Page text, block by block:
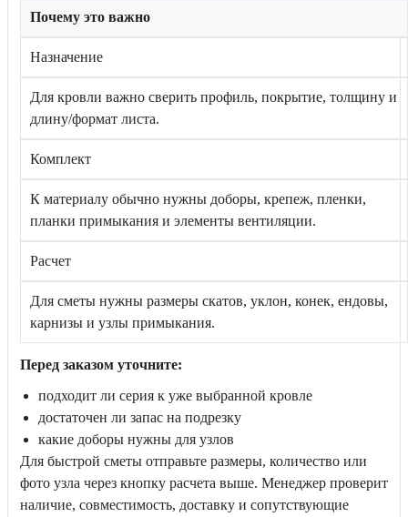
Почему это важно
Назначение
Для кровли важно сверить профиль, покрытие, толщину и
длину/формат листа.
Комплект
К материалу обычно нужны доборы, крепеж, пленки,
планки примыкания и элементы вентиляции.
Расчет
Для сметы нужны размеры скатов, уклон, конек, ендовы,
карнизы и узлы примыкания.
Перед заказом уточните:
подходит ли серия к уже выбранной кровле
достаточен ли запас на подрезку
какие доборы нужны для узлов
Для быстрой сметы отправьте размеры, количество или
фото узла через кнопку расчета выше. Менеджер проверит
наличие, совместимость, доставку и сопутствующие